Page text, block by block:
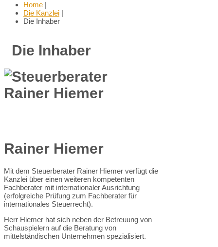
Home |
Die Kanzlei |
Die Inhaber
Die Inhaber
Rainer Hiemer
Mit dem Steuerberater Rainer Hiemer verfügt die
Kanzlei über einen weiteren kompetenten
Fachberater mit internationaler Ausrichtung
(erfolgreiche Prüfung zum Fachberater für
internationales Steuerrecht).
Herr Hiemer hat sich neben der Betreuung von
Schauspielern auf die Beratung von
mittelständischen Unternehmen spezialisiert.